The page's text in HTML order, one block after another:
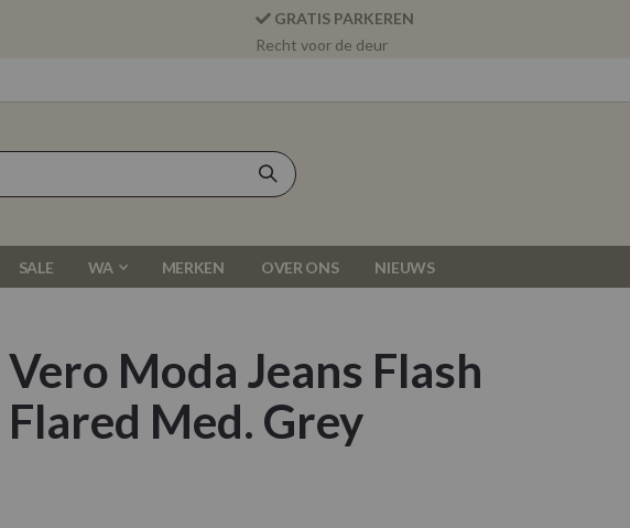
GRATIS PARKEREN
Recht voor de deur
SALE WA MERKEN OVER ONS NIEUWS
Vero Moda Jeans Flash
Flared Med. Grey